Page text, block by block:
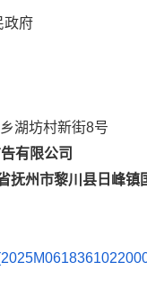
政府
湖坊村新街8号
有限公司
抚州市黎川县日峰